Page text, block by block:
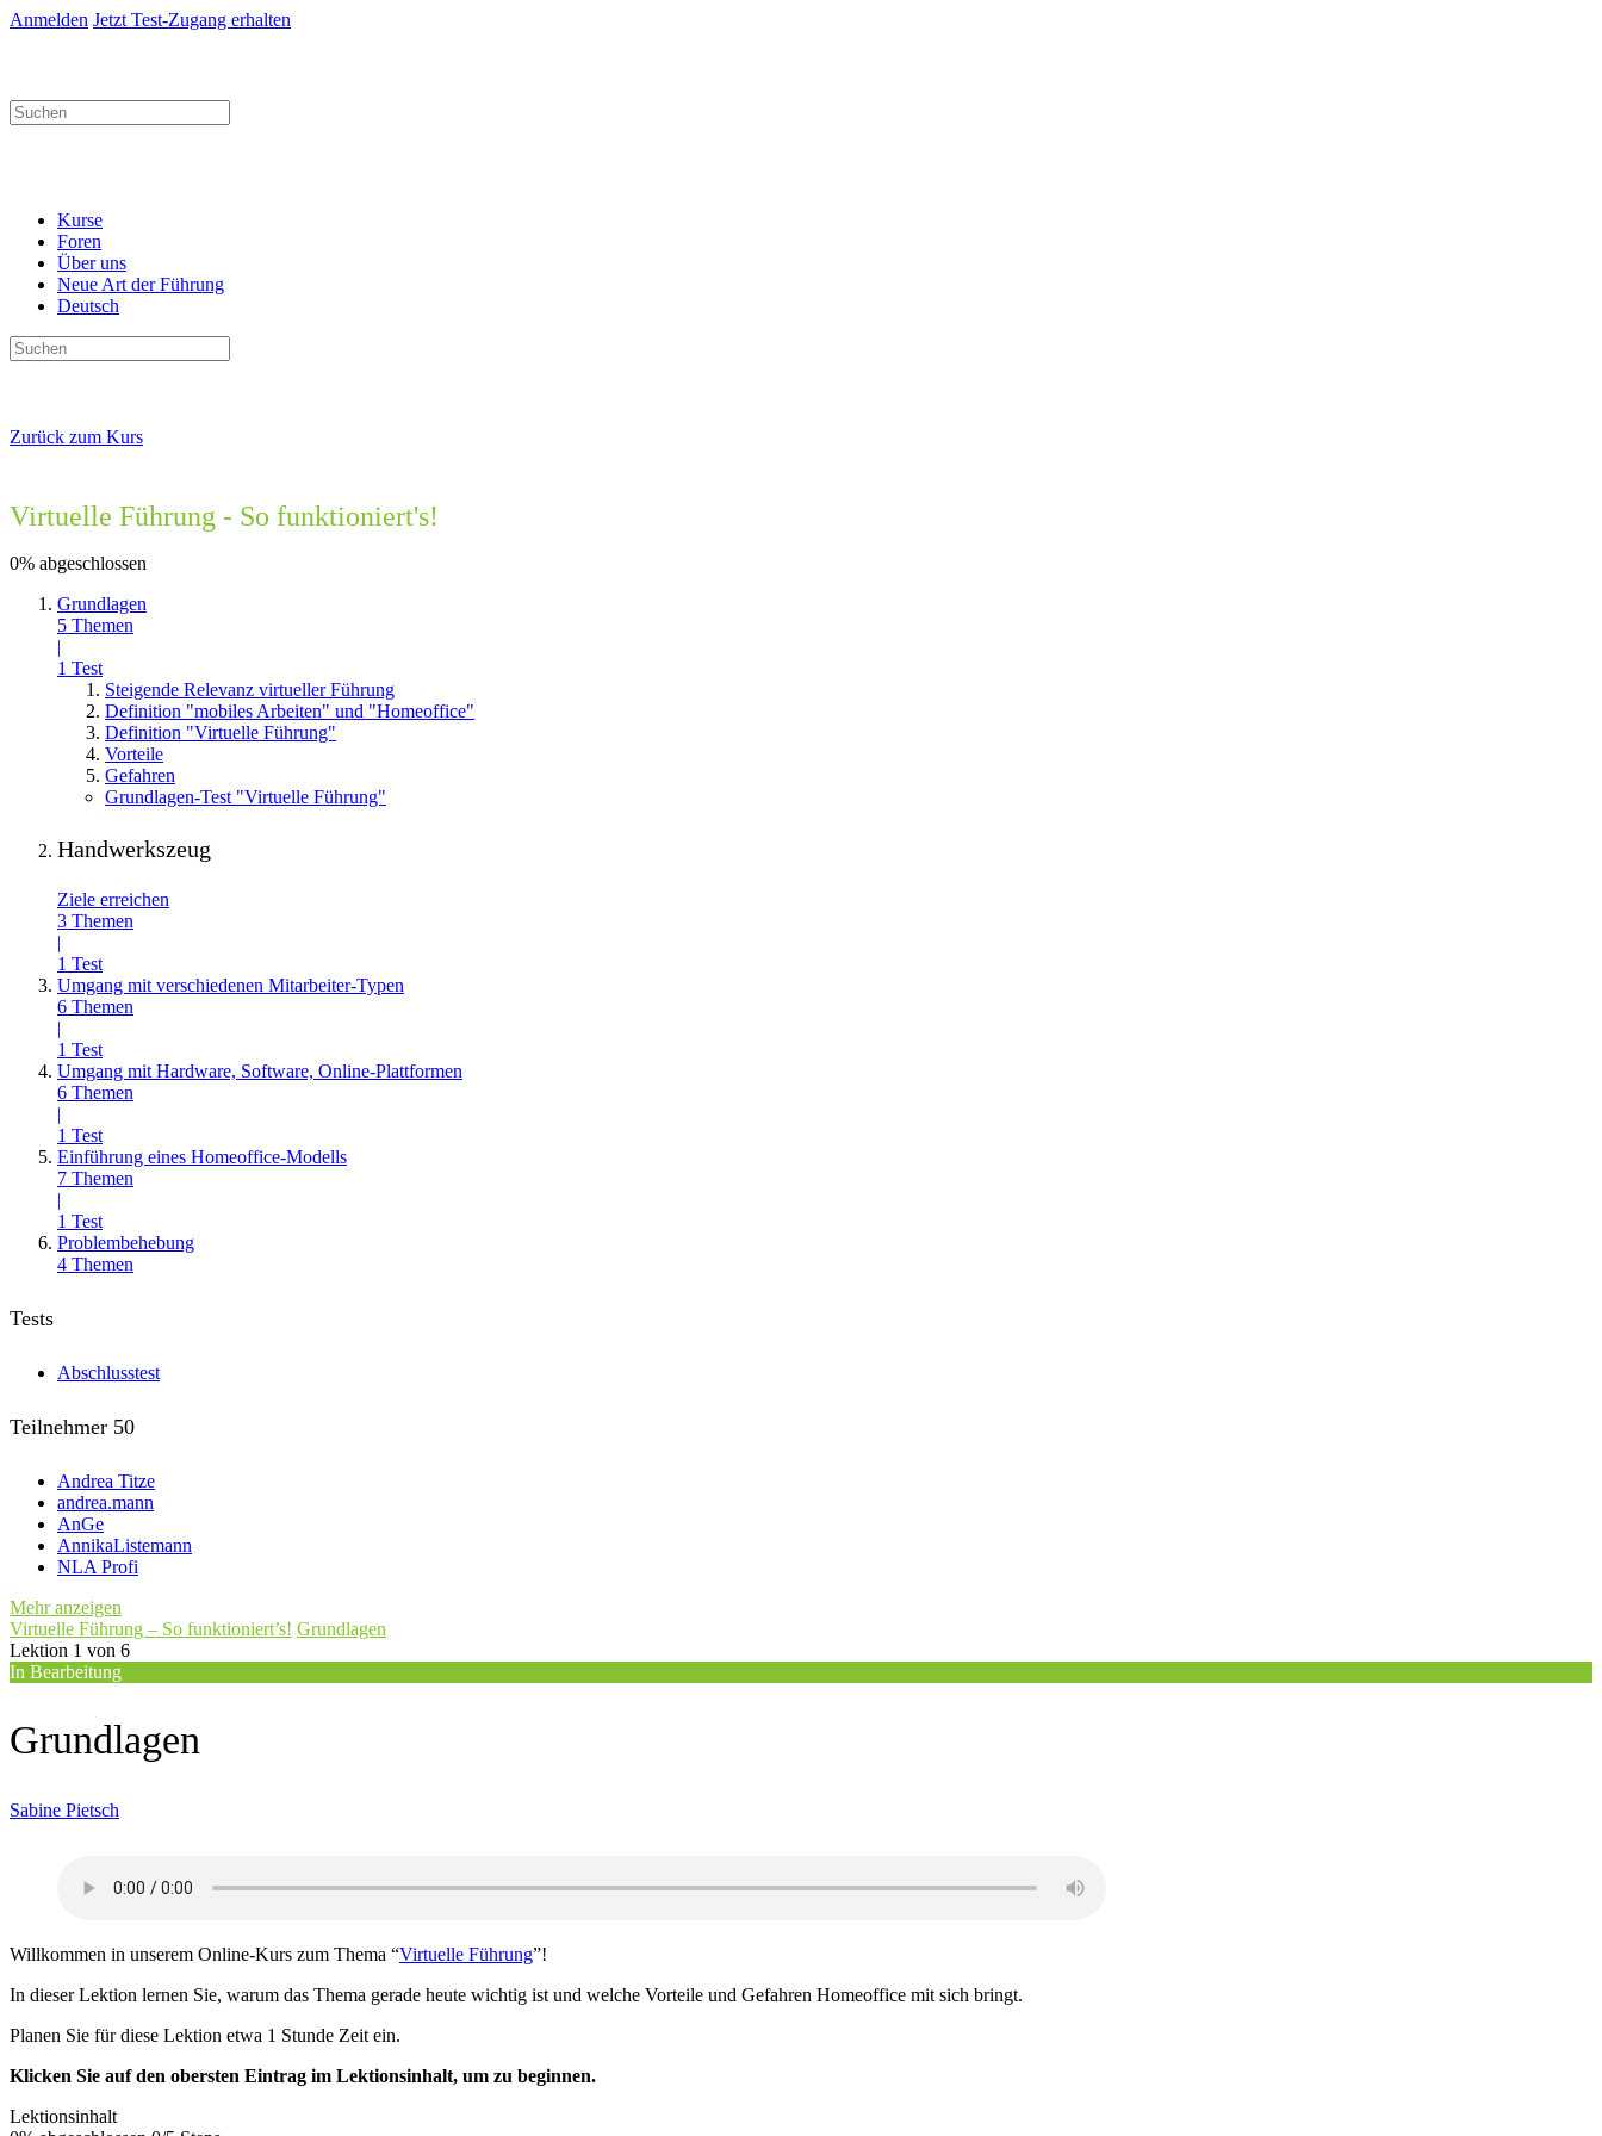
Anmelden Jetzt Test-Zugang erhalten
Suchen
nach:
Kurse
Foren
Über uns
Neue Art der Führung
Deutsch
Suchen
nach:
Zurück zum Kurs
Virtuelle Führung - So funktioniert's!
0% abgeschlossen
Grundlagen
5 Themen
|
1 Test
Steigende Relevanz virtueller Führung
Definition "mobiles Arbeiten" und "Homeoffice"
Definition "Virtuelle Führung"
Vorteile
Gefahren
Grundlagen-Test "Virtuelle Führung"
Handwerkszeug
Ziele erreichen
3 Themen
|
1 Test
Umgang mit verschiedenen Mitarbeiter-Typen
6 Themen
|
1 Test
Umgang mit Hardware, Software, Online-Plattformen
6 Themen
|
1 Test
Einführung eines Homeoffice-Modells
7 Themen
|
1 Test
Problembehebung
4 Themen
Tests
Abschlusstest
Teilnehmer 50
Andrea Titze
andrea.mann
AnGe
AnnikaListemann
NLA Profi
Mehr anzeigen
Virtuelle Führung – So funktioniert’s! Grundlagen
Lektion 1 von 6
In Bearbeitung
Grundlagen
Sabine Pietsch
Willkommen in unserem Online-Kurs zum Thema “Virtuelle Führung”!
In dieser Lektion lernen Sie, warum das Thema gerade heute wichtig ist und welche Vorteile und Gefahren Homeoffice mit sich bringt.
Planen Sie für diese Lektion etwa 1 Stunde Zeit ein.
Klicken Sie auf den obersten Eintrag im Lektionsinhalt, um zu beginnen.
Lektionsinhalt